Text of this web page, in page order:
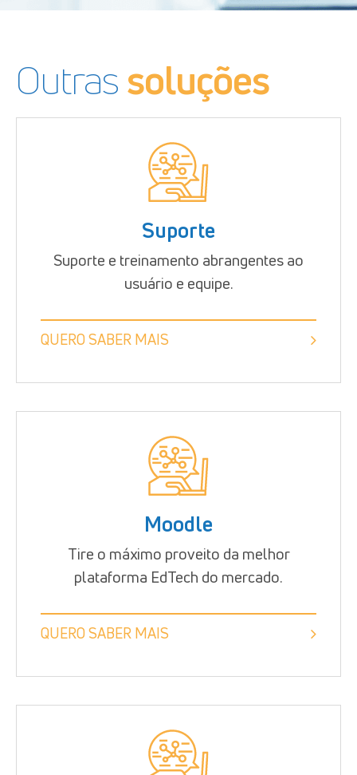
Outrassoluções
Suporte
Suporte e treinamento abrangentes ao
usuário e equipe.
QUERO SABER MAIS
Moodle
Tire o máximo proveito da melhor
plataforma EdTech do mercado.
QUERO SABER MAIS